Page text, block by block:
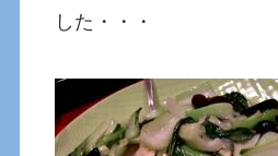
した・・・